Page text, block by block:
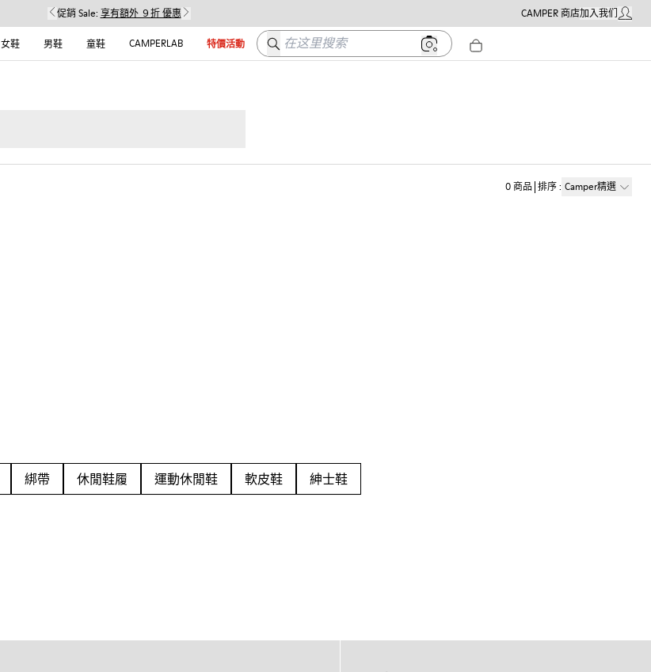
促銷 Sale: 享有額外 ９折 優惠 CAMPER 商店加入我们我的帳
女鞋
男鞋 童鞋 CAMPERLAB 特價活動 在这里搜索
0商品 排序: Camper精選
綁帶 休閒鞋履 運動休閒鞋 軟皮鞋 紳士鞋